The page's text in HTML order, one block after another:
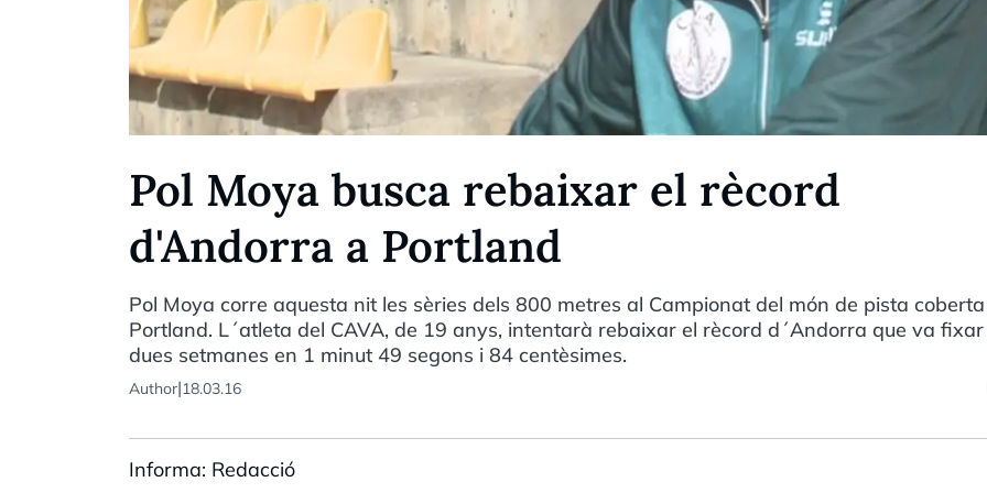
Pol Moya busca rebaixar el rècord
d'Andorra a Portland
Pol Moya corre aquesta nit les sèries dels 800 metres al Campionat del món de pista
Portland. L´atleta del CAVA, de 19 anys, intentarà rebaixar el rècord d´Andorra que va
dues setmanes en 1 minut 49 segons i 84 centèsimes.
Author|18.03.16
Informa: Redacció